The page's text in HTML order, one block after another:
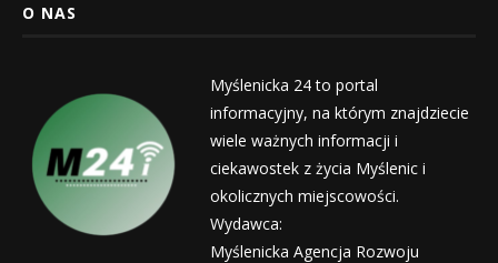
O NAS
Myślenicka 24 to portal
informacyjny, na którym znajdziecie
wiele ważnych informacji i
ciekawostek z życia Myślenic i
okolicznych miejscowości.
Wydawca:
Myślenicka Agencja Rozwoju